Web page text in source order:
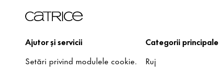
Ajutor și servicii
Setări privind modulele cookie.
Categorii principale
Ruj